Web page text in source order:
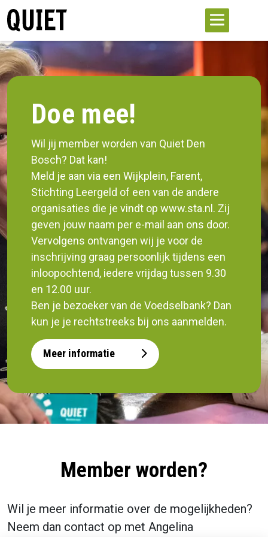
Doe mee!
Wil jij member worden van Quiet Den
Bosch? Dat kan!
Meld je aan via een Wijkplein, Farent,
Stichting Leergeld of een van de andere
organisaties die je vindt op www.sta.nl. Zij
geven jouw naam per e-mail aan ons door.
Vervolgens ontvangen wij je voor de
inschrijving graag persoonlijk tijdens een
inloopochtend, iedere vrijdag tussen 9.30
en 12.00 uur.
Ben je bezoeker van de Voedselbank? Dan
kun je je rechtstreeks bij ons aanmelden.
Meer informatie
Member worden?
Wil je meer informatie over de mogelijkheden?
Neem dan contact op met Angelina